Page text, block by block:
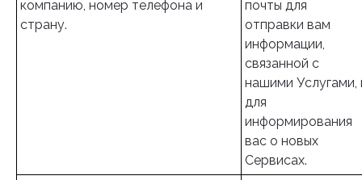
компанию, номер телефона и
страну.
почты для
отправки вам
информации,
связанной с
нашими Услугами,
для
информирования
вас о новых
Сервисах.